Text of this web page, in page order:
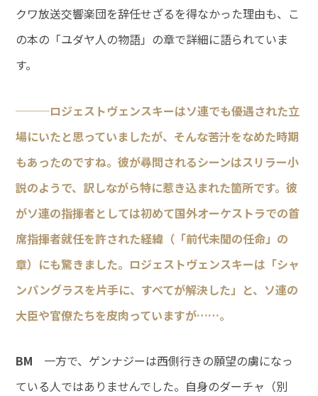
クワ放送交響楽団を辞任せざるを得なかった理由も、こ
の本の「ユダヤ人の物語」の章で詳細に語られていま
す。
───ロジェストヴェンスキーはソ連でも優遇された立
場にいたと思っていましたが、そんな苦汁をなめた時期
もあったのですね。彼が尋問されるシーンはスリラー小
説のようで、訳しながら特に惹き込まれた箇所です。彼
がソ連の指揮者としては初めて国外オーケストラでの首
席指揮者就任を許された経緯（「前代未聞の任命」の
章）にも驚きました。ロジェストヴェンスキーは「シャ
ンパングラスを片手に、すべてが解決した」と、ソ連の
大臣や官僚たちを皮肉っていますが……。
BM 一方で、ゲンナジーは西側行きの願望の虜になっ
ている人ではありませんでした。自身のダーチャ（別